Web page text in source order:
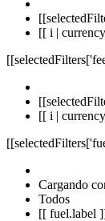
[[ i |
[[ i |
Cargando
Todos
[[ fuel.label